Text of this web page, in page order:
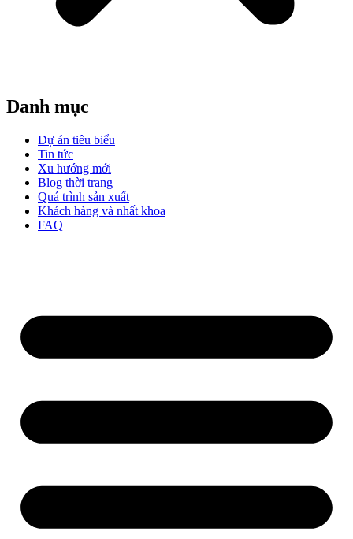
Danh mục
Dự án tiêu biểu
Tin tức
Xu hướng mới
Blog thời trang
Quá trình sản xuất
Khách hàng và nhất khoa
FAQ